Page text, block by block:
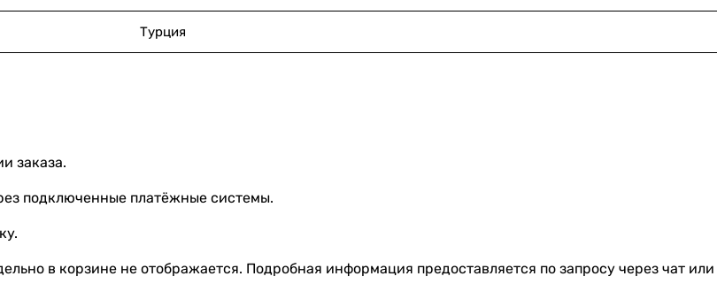
Турция
заказа.
подключенные платёжные системы.
в корзине не отображается. Подробная информация предоставляется по запросу через чат или